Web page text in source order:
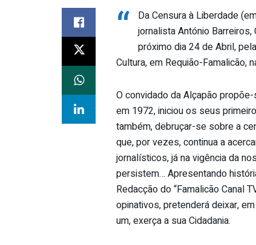
“
Da Censura à Liberdade
jornalista António Barreiros,
próximo dia 24 de Abril,
Cultura, em Requião-Famalicão,
O convidado da Alçapão
em 1972, iniciou os seus
também, debruçar-se sobre a
que, por vezes, continua a
jornalísticos, já na vigência da
persistem… Apresentando
Redacção do “Famalicão Canal
opinativos, pretenderá deixar,
um, exerça a sua Cidadania.